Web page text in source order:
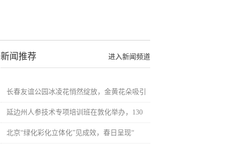
进入新闻频道
新闻推荐
长春友谊公园冰凌花悄然绽放，金黄花朵吸引
延边州人参技术专项培训班在敦化举办，130
北京“绿化彩化立体化”见成效，春日呈现“